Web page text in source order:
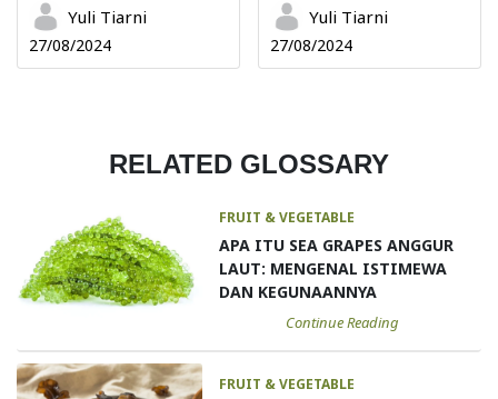
Yuli Tiarni
27/08/2024
Yuli Tiarni
27/08/2024
RELATED GLOSSARY
FRUIT & VEGETABLE
APA ITU SEA GRAPES ANGGUR
LAUT: MENGENAL ISTIMEWA
DAN KEGUNAANNYA
Continue Reading
FRUIT & VEGETABLE